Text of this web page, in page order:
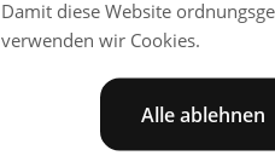
Damit diese Website
verwenden wir Cookies.
Alle ablehnen